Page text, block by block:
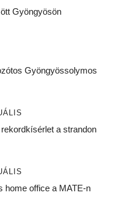
Gyöngyösön
Gyöngyössolymos
a strandon
home office a MATE-n